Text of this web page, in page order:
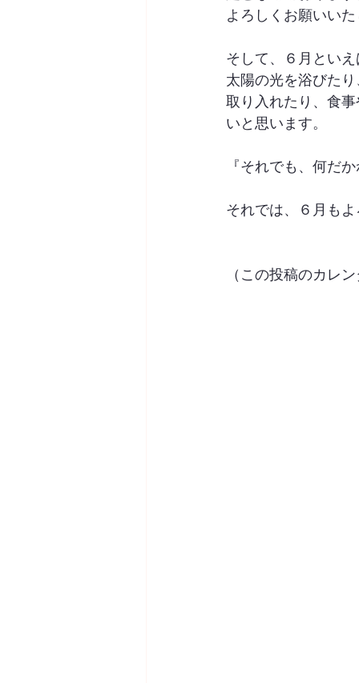
よろしくお願いい
そして、６月とい
太陽の光を浴びた
取り入れたり、食
いと思います。
『それでも、何だ
それでは、６月も
（この投稿のカレ